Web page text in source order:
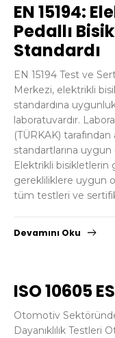
EN 15194:
Pedallı
Standardı
EN 15194 Test ve
Merkezi, elektrikli
standardına
laboratuvardır.
(TÜRKAK)
standartlarına
Elektrikli bisikletlerin
gerekliliklere uygun
tüm testleri ve
Devamını Oku
ISO 10605
Otomotiv
Dayanıklılık